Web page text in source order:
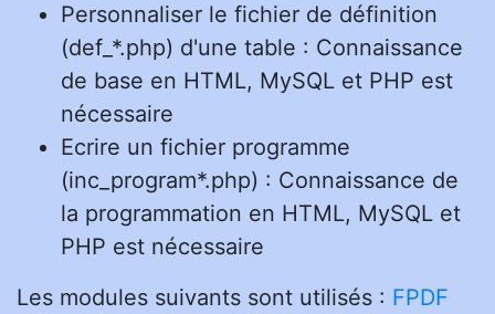
Personnaliser le fichier de définition
(def_*.php) d'une table : Connaissance
de base en HTML, MySQL et PHP est
nécessaire
Ecrire un fichier programme
(inc_program*.php) : Connaissance de
la programmation en HTML, MySQL et
PHP est nécessaire
Les modules suivants sont utilisés : FPDF